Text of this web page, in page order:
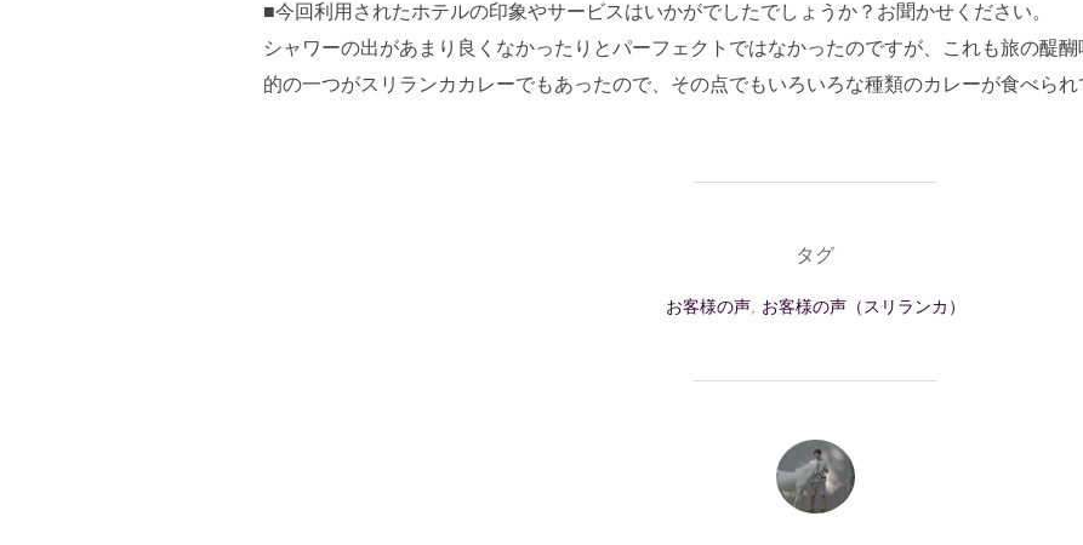
■今回利用されたホテルの印象やサービスはいかがでしたでしょうか？お聞かせください。
シャワーの出があまり良くなかったりとパーフェクトではなかったのですが、これも旅の醍
的の一つがスリランカカレーでもあったので、その点でもいろいろな種類のカレーが食べられ
タグ
お客様の声, お客様の声（スリランカ）
投稿者